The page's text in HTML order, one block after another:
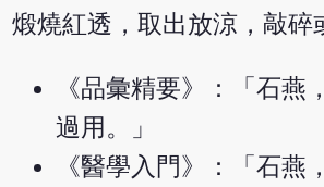
煅燒紅透，取出放涼，敲碎
《品彙精要》：「石燕
過用。」
《醫學入門》：「石燕